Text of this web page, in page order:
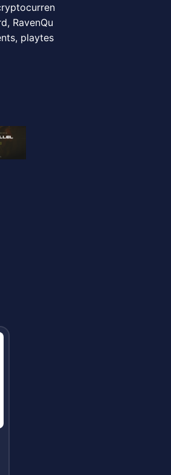
RavenQu
playtes